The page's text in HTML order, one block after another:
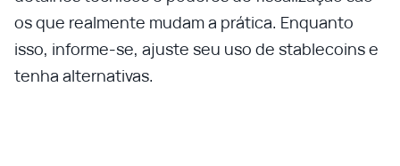
os que realmente mudam a prática. Enquanto
isso, informe‑se, ajuste seu uso de stablecoins e
tenha alternativas.